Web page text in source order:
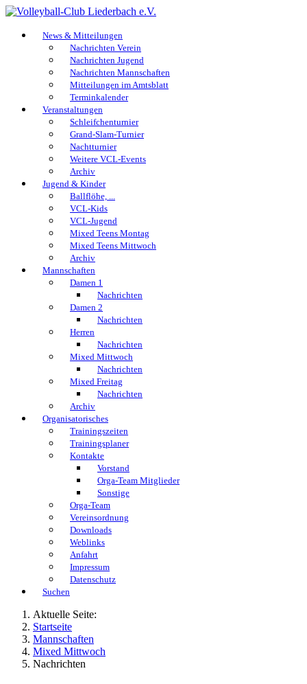
News & Mitteilungen
Nachrichten Verein
Nachrichten Jugend
Nachrichten Mannschaften
Mitteilungen im Amtsblatt
Terminkalender
Veranstaltungen
Schleifchenturnier
Grand-Slam-Turnier
Nachtturnier
Weitere VCL-Events
Archiv
Jugend & Kinder
Ballflöhe, ...
VCL-Kids
VCL-Jugend
Mixed Teens Montag
Mixed Teens Mittwoch
Archiv
Mannschaften
Damen 1
Nachrichten
Damen 2
Nachrichten
Herren
Nachrichten
Mixed Mittwoch
Nachrichten
Mixed Freitag
Nachrichten
Archiv
Organisatorisches
Trainingszeiten
Trainingsplaner
Kontakte
Vorstand
Orga-Team Mitglieder
Sonstige
Orga-Team
Vereinsordnung
Downloads
Weblinks
Anfahrt
Impressum
Datenschutz
Suchen
Aktuelle Seite:
Startseite
Mannschaften
Mixed Mittwoch
Nachrichten